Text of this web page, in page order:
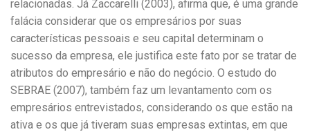
relacionadas. Já Zaccarelli (2003), afirma que, é uma grande
falácia considerar que os empresários por suas
características pessoais e seu capital determinam o
sucesso da empresa, ele justifica este fato por se tratar de
atributos do empresário e não do negócio. O estudo do
SEBRAE (2007), também faz um levantamento com os
empresários entrevistados, considerando os que estão na
ativa e os que já tiveram suas empresas extintas, em que